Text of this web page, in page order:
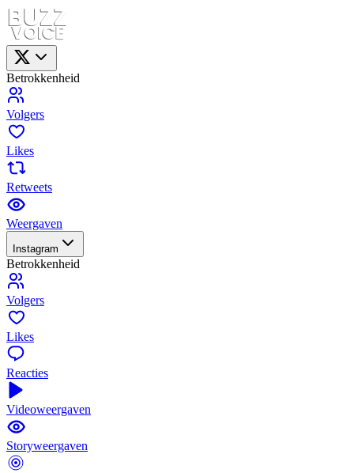
Betrokkenheid
Volgers
Likes
Retweets
Weergaven
Instagram
Betrokkenheid
Volgers
Likes
Reacties
Videoweergaven
Storyweergaven